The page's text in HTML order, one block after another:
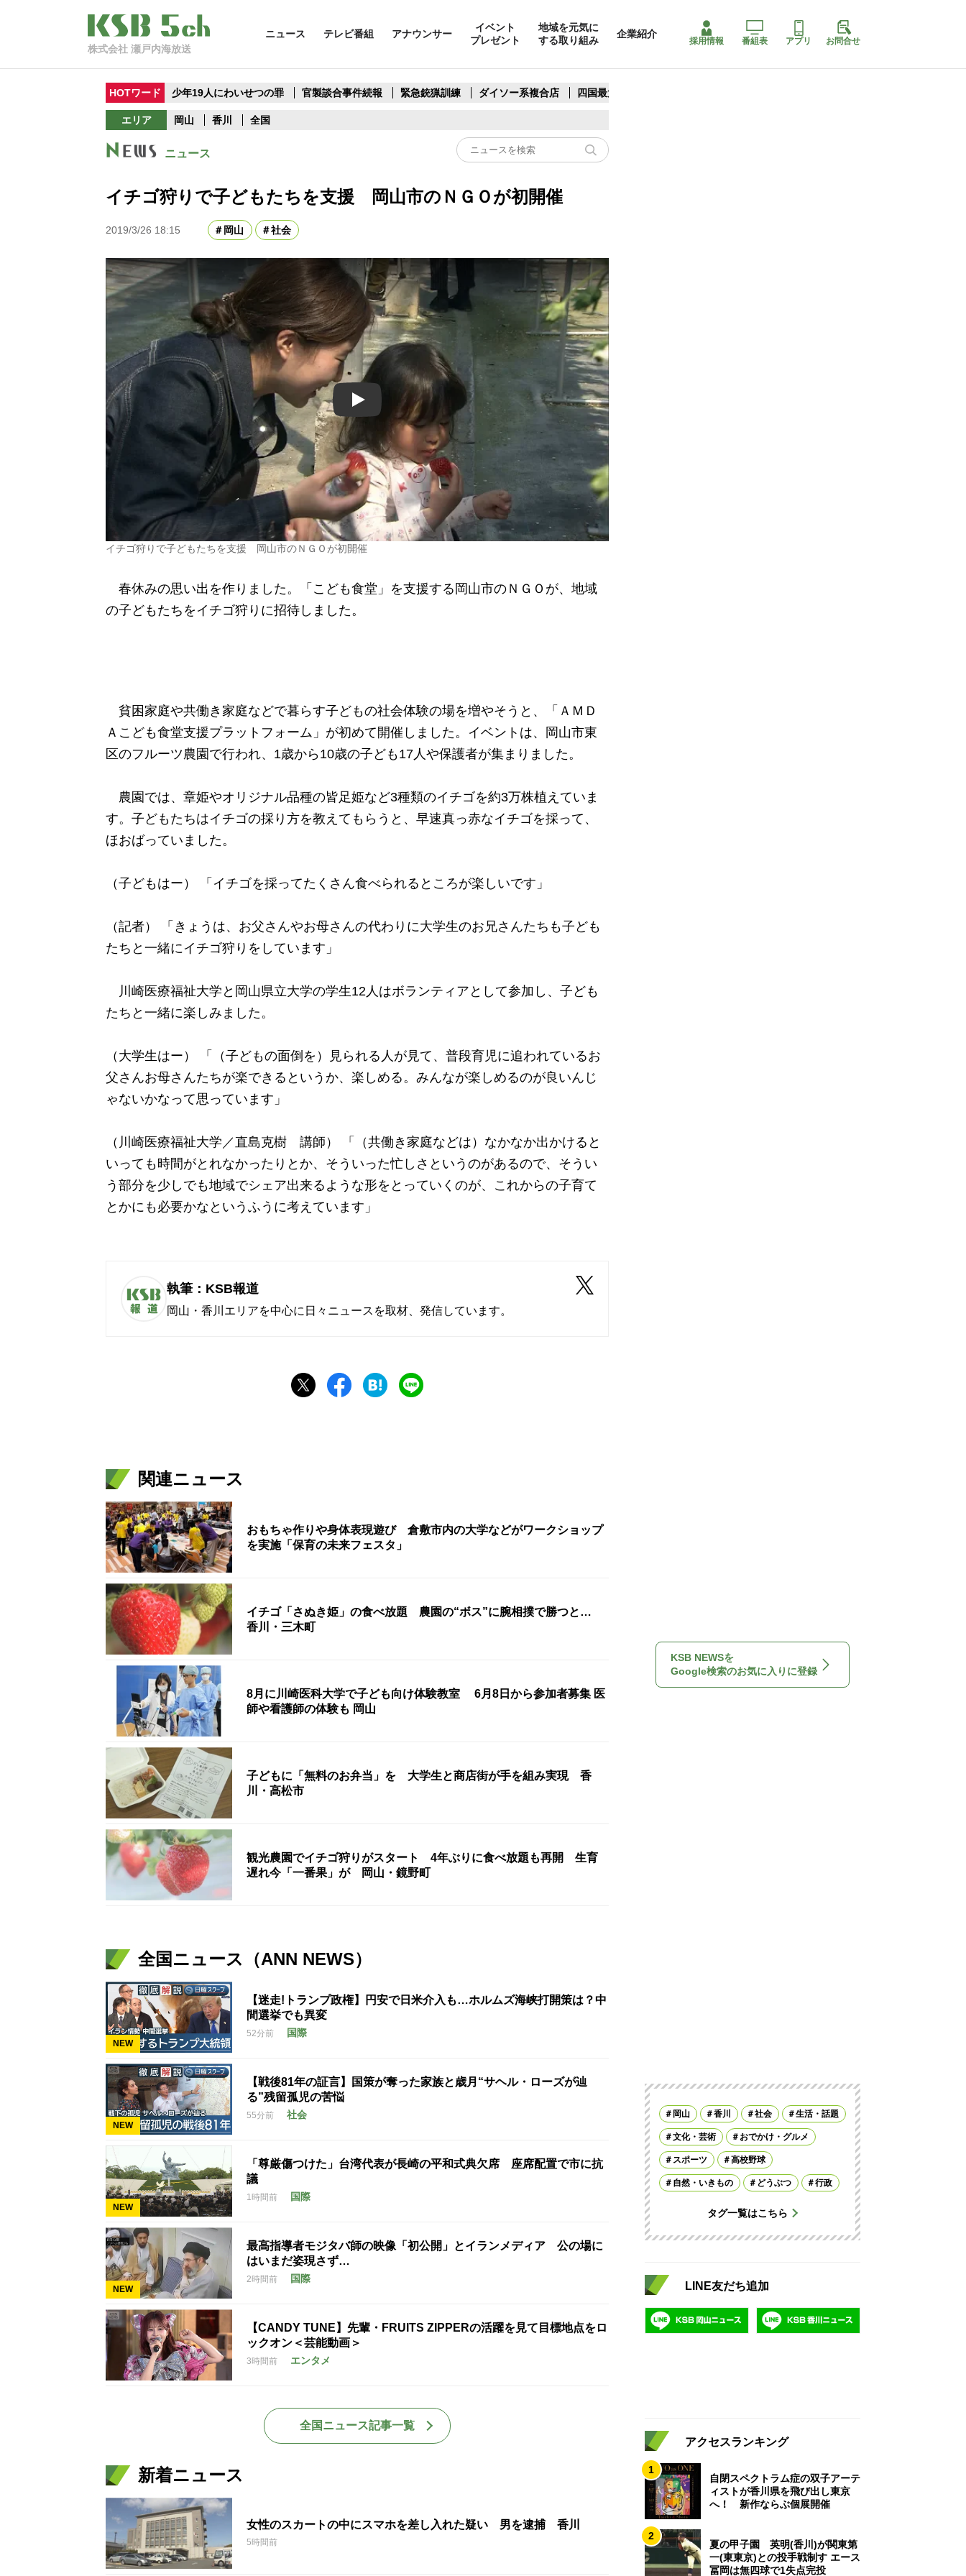
株式会社 瀬戸内海放送
ニュース テレビ番組 アナウンサー
イベント
プレゼント
地域を元気に
する取り組み
企業紹介
採用情報 番組表 アプリ お問合せ
HOTワード 少年19人にわいせつの罪 官製談合事件続報 緊急銃猟訓練 ダイソー系複合店 四国最大スリコ
エリア 岡山 香川 全国
ニュース
イチゴ狩りで子どもたちを支援 岡山市のＮＧＯが初開催
2019/3/26 18:15 岡山 社会
Play
イチゴ狩りで子どもたちを支援 岡山市のＮＧＯが初開催
春休みの思い出を作りました。「こども食堂」を支援する岡山市のＮＧＯが、地域
の子どもたちをイチゴ狩りに招待しました。
貧困家庭や共働き家庭などで暮らす子どもの社会体験の場を増やそうと、「ＡＭＤ
Ａこども食堂支援プラットフォーム」が初めて開催しました。イベントは、岡山市東
区のフルーツ農園で行われ、1歳から10歳の子ども17人や保護者が集まりました。
農園では、章姫やオリジナル品種の皆足姫など3種類のイチゴを約3万株植えていま
す。子どもたちはイチゴの採り方を教えてもらうと、早速真っ赤なイチゴを採って、
ほおばっていました。
（子どもはー） 「イチゴを採ってたくさん食べられるところが楽しいです」
（記者） 「きょうは、お父さんやお母さんの代わりに大学生のお兄さんたちも子ども
たちと一緒にイチゴ狩りをしています」
川崎医療福祉大学と岡山県立大学の学生12人はボランティアとして参加し、子ども
たちと一緒に楽しみました。
（大学生はー） 「（子どもの面倒を）見られる人が見て、普段育児に追われているお
父さんお母さんたちが楽できるというか、楽しめる。みんなが楽しめるのが良いんじ
ゃないかなって思っています」
（川崎医療福祉大学／直島克樹 講師） 「（共働き家庭などは）なかなか出かけると
いっても時間がとれなかったりとか、そういった忙しさというのがあるので、そうい
う部分を少しでも地域でシェア出来るような形をとっていくのが、これからの子育て
とかにも必要かなというふうに考えています」
執筆：KSB報道
岡山・香川エリアを中心に日々ニュースを取材、発信しています。
関連ニュース
おもちゃ作りや身体表現遊び 倉敷市内の大学などがワークショップ
を実施「保育の未来フェスタ」
イチゴ「さぬき姫」の食べ放題 農園の“ボス”に腕相撲で勝つと…
香川・三木町
8月に川崎医科大学で子ども向け体験教室 6月8日から参加者募集 医
師や看護師の体験も 岡山
子どもに「無料のお弁当」を 大学生と商店街が手を組み実現 香
川・高松市
観光農園でイチゴ狩りがスタート 4年ぶりに食べ放題も再開 生育
遅れ今「一番果」が 岡山・鏡野町
全国ニュース（ANN NEWS）
NEW
【迷走!トランプ政権】円安で日米介入も…ホルムズ海峡打開策は？中
間選挙でも異変
52分前 国際
NEW
【戦後81年の証言】国策が奪った家族と歳月“サヘル・ローズが辿
る”残留孤児の苦悩
55分前 社会
NEW
「尊厳傷つけた」台湾代表が長崎の平和式典欠席 座席配置で市に抗
議
1時間前 国際
NEW
最高指導者モジタバ師の映像「初公開」とイランメディア 公の場に
はいまだ姿現さず…
2時間前 国際
【CANDY TUNE】先輩・FRUITS ZIPPERの活躍を見て目標地点をロ
ックオン＜芸能動画＞
3時間前 エンタメ
全国ニュース記事一覧
新着ニュース
女性のスカートの中にスマホを差し入れた疑い 男を逮捕 香川
5時間前
KSB NEWSを
Google検索のお気に入りに登録
岡山 香川 社会 生活・話題
文化・芸術 おでかけ・グルメ
スポーツ 高校野球
自然・いきもの どうぶつ 行政
タグ一覧はこちら
LINE友だち追加
アクセスランキング
1
自閉スペクトラム症の双子アーテ
ィストが香川県を飛び出し東京
へ！ 新作ならぶ個展開催
2
夏の甲子園 英明(香川)が関東第
一(東東京)との投手戦制す エース
冨岡は無四球で1失点完投